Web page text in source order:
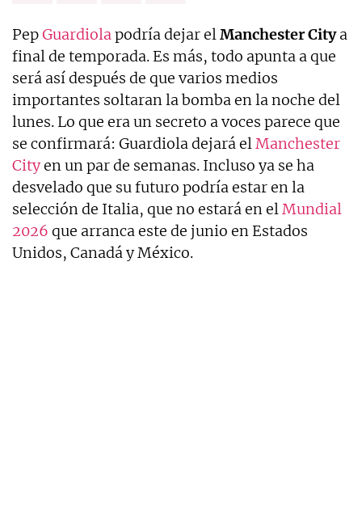
PepGuardiolapodría dejar elManchester Citya
final de temporada. Es más, todo apunta a que
será así después de que varios medios
importantes soltaran la bomba en la noche del
lunes. Lo que era un secreto a voces parece que
se confirmará: Guardiola dejará elManchester
Cityen un par de semanas. Incluso ya se ha
desvelado que su futuro podría estar en la
selección de Italia, que no estará en elMundial
2026 que arranca este de junio en Estados
Unidos, Canadá y México.